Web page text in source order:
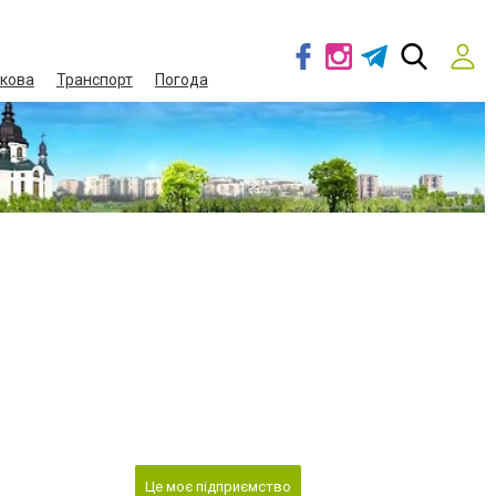
Транспорт Погода
Це моє підприємство